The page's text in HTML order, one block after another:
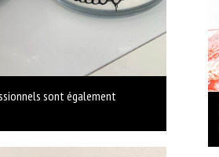
sont également